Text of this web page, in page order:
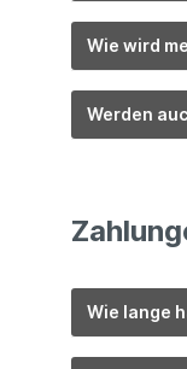
Wie wird
Werden
Wie lange